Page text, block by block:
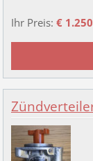
Ihr Preis: €